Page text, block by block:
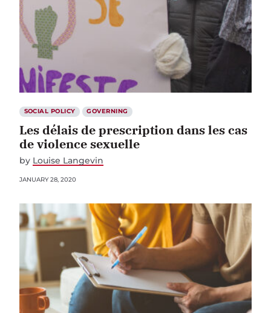
SOCIAL POLICY GOVERNING
Les délais de prescription dans les cas
de violence sexuelle
by Louise Langevin
JANUARY 28, 2020